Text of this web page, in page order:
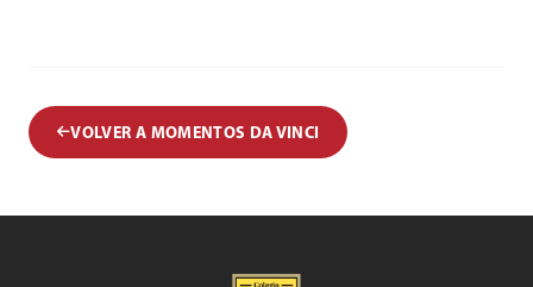
VOLVER A MOMENTOS DA VINCI